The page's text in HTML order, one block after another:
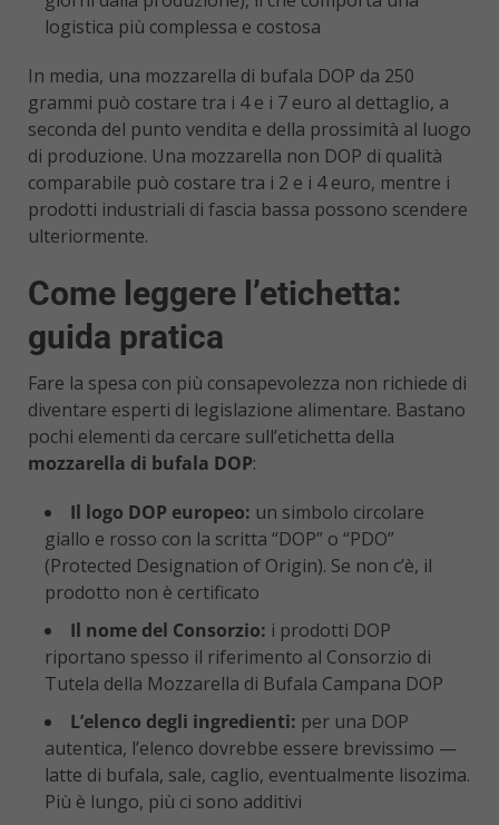
logistica più complessa e costosa
In media, una mozzarella di bufala DOP da 250
grammi può costare tra i 4 e i 7 euro al dettaglio, a
seconda del punto vendita e della prossimità al luogo
di produzione. Una mozzarella non DOP di qualità
comparabile può costare tra i 2 e i 4 euro, mentre i
prodotti industriali di fascia bassa possono scendere
ulteriormente.
Come leggere l’etichetta:
guida pratica
Fare la spesa con più consapevolezza non richiede di
diventare esperti di legislazione alimentare. Bastano
pochi elementi da cercare sull’etichetta della
mozzarella di bufala DOP:
Il logo DOP europeo: un simbolo circolare
giallo e rosso con la scritta “DOP” o “PDO”
(Protected Designation of Origin). Se non c’è, il
prodotto non è certificato
Il nome del Consorzio: i prodotti DOP
riportano spesso il riferimento al Consorzio di
Tutela della Mozzarella di Bufala Campana DOP
L’elenco degli ingredienti: per una DOP
autentica, l’elenco dovrebbe essere brevissimo —
latte di bufala, sale, caglio, eventualmente lisozima.
Più è lungo, più ci sono additivi